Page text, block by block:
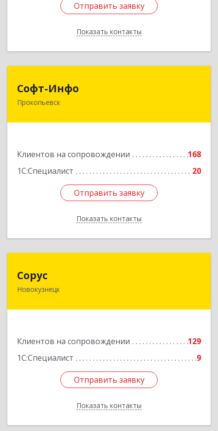
Отправить заявку
Показать контакты
Отправить заявку
Назад
Софт-Инфо
Прокопьевск
Клиентов на сопровождении
168
1С:Специалист
20
Отправить заявку
Показать контакты
653039, Кемеровская область - Кузбасс,
Подробнее
Отправить заявку
Назад
Сорус
Новокузнецк
Клиентов на сопровождении
129
1С:Специалист
9
Отправить заявку
Показать контакты
654005, Кемеровская область - Кузбасс,
Подробнее
Отправить заявку
Назад